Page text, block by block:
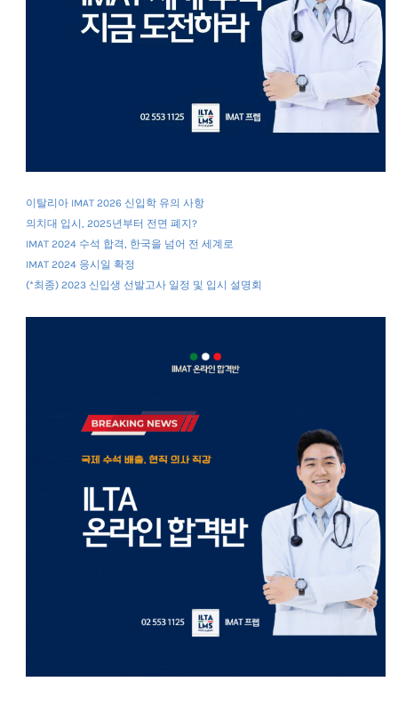
이탈리아 IMAT 2026 신입학 유의 사항
의치대 입시, 2025년부터 전면 폐지?
IMAT 2024 수석 합격, 한국을 넘어 전 세계로
IMAT 2024 응시일 확정
(*최종) 2023 신입생 선발고사 일정 및 입시 설명회